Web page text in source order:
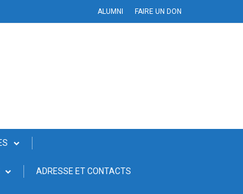
ALUMNI FAIRE UN DON
ADRESSE ET CONTACTS